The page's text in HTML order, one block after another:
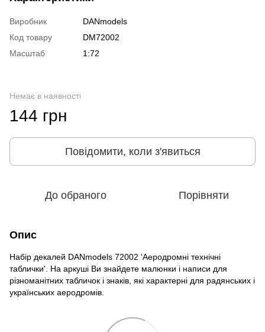
Виробник
DANmodels
Код товару
DM72002
Масштаб
1:72
Немає в наявності
144 грн
Повідомити, коли з'явиться
До обраного Порівняти
Опис
Набір декалей DANmodels 72002 'Аеродромні технічні
таблички'. На аркуші Ви знайдете малюнки і написи для
різноманітних табличок і знаків, які характерні для радянських і
українських аеродромів.